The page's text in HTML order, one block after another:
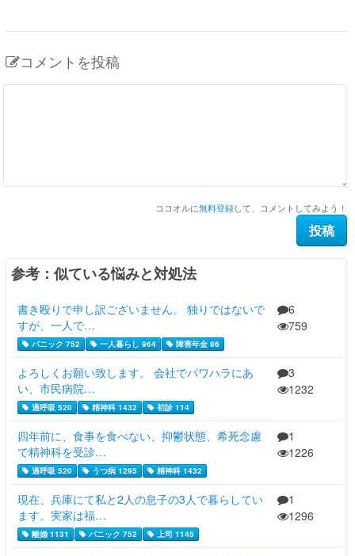
コメントを投稿
ココオルに無料登録して、コメントしてみよう！
参考：似ている悩みと対処法
書き殴りで申し訳ございません。 独りではないで
すが、一人で…
パニック 752 一人暮らし 964 障害年金 86
6
759
よろしくお願い致します。 会社でパワハラにあ
い、市民病院…
過呼吸 520 精神科 1432 初診 114
3
1232
四年前に、食事を食べない、抑鬱状態、希死念慮
で精神科を受診…
過呼吸 520 うつ病 1295 精神科 1432
1
1226
現在、兵庫にて私と2人の息子の3人で暮らしてい
ます。実家は福…
離婚 1131 パニック 752 上司 1145
1
1296